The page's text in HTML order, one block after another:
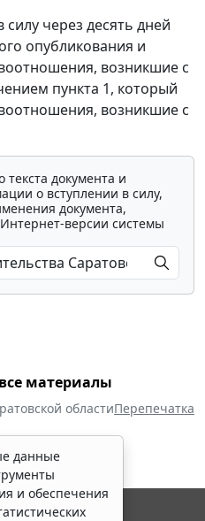
через десять дней
опубликования и
возникшие с
пункта 1, который
возникшие с
текста документа и
о вступлении в силу,
документа,
версии системы
материалы
областиПерепечатка
данные
и обеспечения